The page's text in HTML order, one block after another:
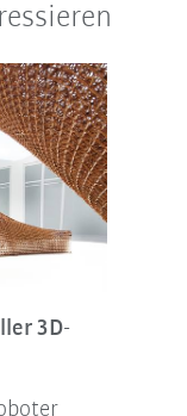
3D-